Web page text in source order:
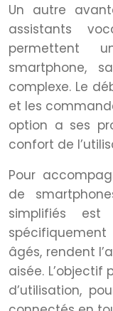
Un autre
assistants
permettent
smartphone,
complexe. Le
et les
option a ses
confort de
Pour
de
simplifiés est
âgés, rendent
aisée.
d’utilisation,